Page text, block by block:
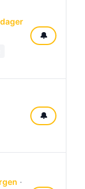
🔔
🔔
·